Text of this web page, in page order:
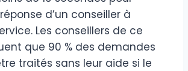
d’un conseiller à
Les conseillers de ce
que 90 % des demandes
traités sans leur aide si le